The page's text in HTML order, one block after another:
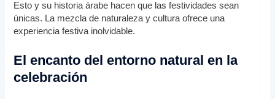
Esto y su historia árabe hacen que las festividades sean
únicas. La mezcla de naturaleza y cultura ofrece una
experiencia festiva inolvidable.
El encanto del entorno natural en la
celebración